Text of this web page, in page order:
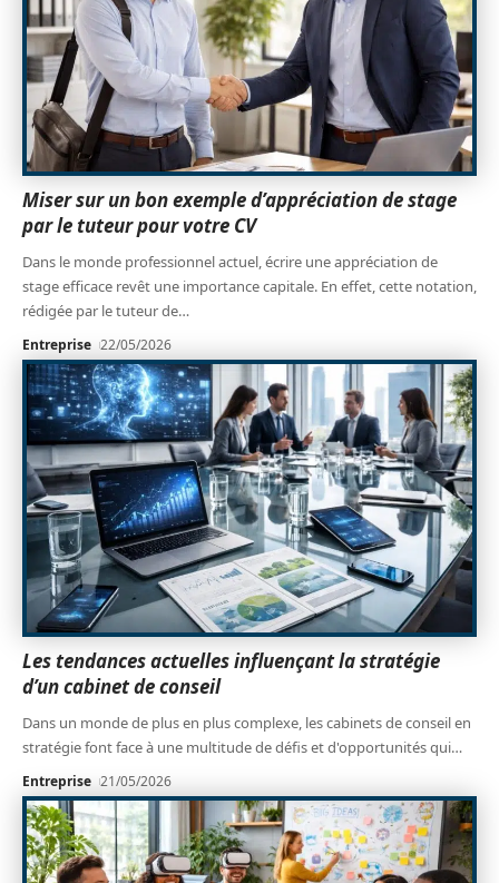
Miser sur un bon exemple d’appréciation de stage
par le tuteur pour votre CV
Dans le monde professionnel actuel, écrire une appréciation de
stage efficace revêt une importance capitale. En effet, cette notation,
rédigée par le tuteur de…
Entreprise 22/05/2026
Les tendances actuelles influençant la stratégie
d’un cabinet de conseil
Dans un monde de plus en plus complexe, les cabinets de conseil en
stratégie font face à une multitude de défis et d'opportunités qui…
Entreprise 21/05/2026